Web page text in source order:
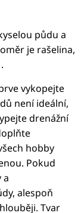
půdu a
je rašelina,
vykopejte
není ideální,
drenážní
hobby
Pokud
a
alespoň
Tvar